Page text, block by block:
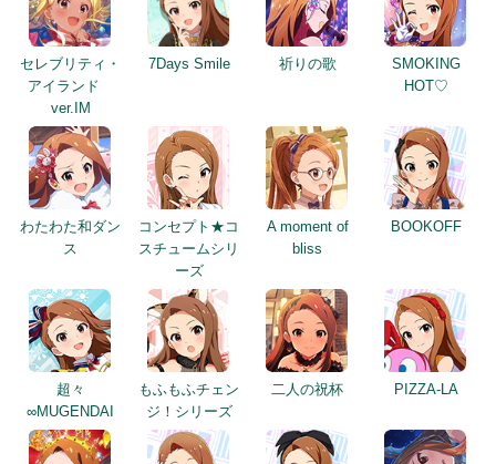
ver.IM
わたわた和ダン
ス
コンセプト★コ
スチュームシリ
ーズ
A moment of
bliss
BOOKOFF
超々
∞MUGENDAI
もふもふチェン
ジ！シリーズ
二人の祝杯 PIZZA-LA
勝利のお姫様
大忘年会×新年会
in
夢色メルヘンワ
ンダー
ソナー